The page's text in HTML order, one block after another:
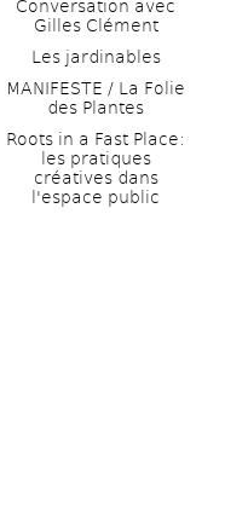
Conversation avec
Gilles Clément
Les jardinables
MANIFESTE / La Folie
des Plantes
Roots in a Fast Place:
les pratiques
créatives dans
l'espace public